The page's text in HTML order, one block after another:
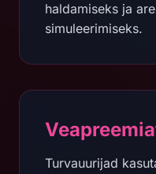
haldamiseks ja
simuleerimiseks.
Turvauurijad